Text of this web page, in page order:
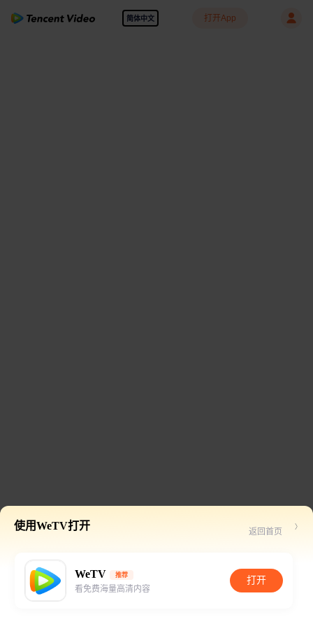
简体中文 打开App
使用WeTV打开 返回首页
WeTV 推荐
看免费海量高清内容
打开